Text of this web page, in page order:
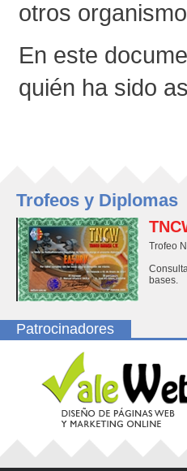
otros
En este
quién ha sido
Trofeos y Diplomas
Trofeo
bases.
Patrocinadores